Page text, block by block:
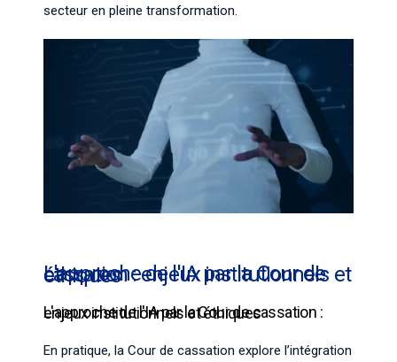
secteur en pleine transformation.
L'approche de l'IA par la Cour de cassation : enjeux institutionnels et éthiques
L'approche de l'IA par la Cour de cassation : enjeux institutionnels et éthiques
En pratique, la Cour de cassation explore l’intégration